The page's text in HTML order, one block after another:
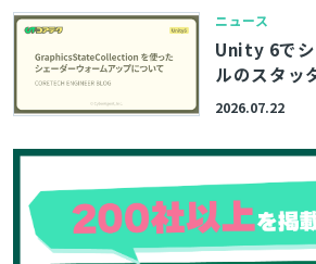
ニュース
Unity 6でシ
ルのスタッ
「コアテク
2026.07.22
検索